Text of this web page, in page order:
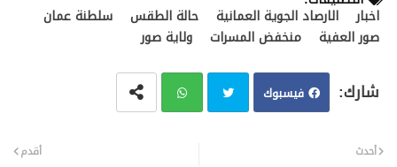
اخبار الارصاد الجوية العمانية حالة الطقس
سلطنة عمان
صور العفية
منخفض المسرات ولاية صور
فيسبوك
أحدث أقدم